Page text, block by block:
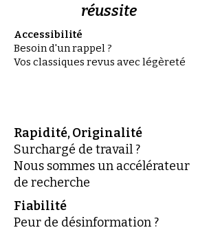
réussite
Accessibilité
Besoin d'un rappel ?
Vos classiques revus avec légèreté
Rapidité, Originalité
Surchargé de travail ?
Nous sommes un accélérateur
de recherche
Fiabilité
Peur de désinformation ?